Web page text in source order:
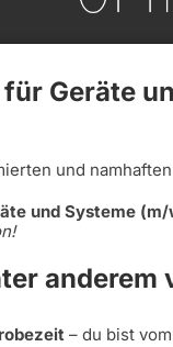
Geräte
und
und Systeme
anderem
– du bist